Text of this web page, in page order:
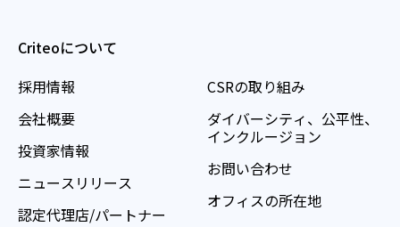
Criteoについて
採用情報
会社概要
投資家情報
ニュースリリース
認定代理店/パートナー
CSRの取り組み
ダイバーシティ、公平性、
インクルージョン
お問い合わせ
オフィスの所在地